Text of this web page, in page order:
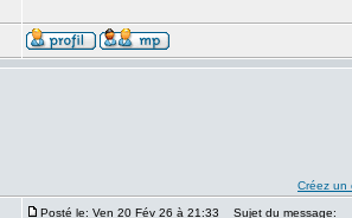
Créez un
Posté le: Ven 20 Fév 26 à 21:33 Sujet du message: